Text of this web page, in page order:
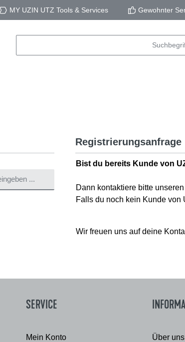
MY UZIN UTZ Tools & Services Gewohnter
Registrierungsanfrage
Bist du bereits Kunde von
Dann kontaktiere bitte
Falls du noch kein Kunde
Wir freuen uns auf deine
SERVICE
Mein Konto
Über uns